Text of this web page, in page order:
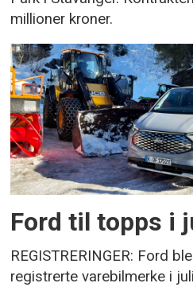
millioner kroner.
Ford til topps i
REGISTRERINGER: Ford
registrerte varebilmerke i